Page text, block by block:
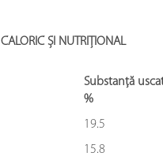
ȘI NUTRIȚIONAL
Substanță
%
19.5
15.8